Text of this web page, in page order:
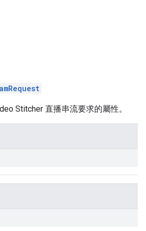
Stitcher 直播串流要求的屬性。